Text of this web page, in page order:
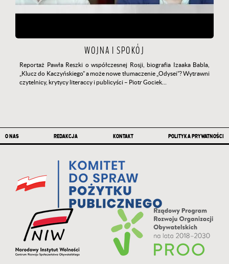
WOJNA I SPOKÓJ
Reportaż Pawła Reszki o współczesnej Rosji, biografia Izaaka Babla,
„Klucz do Kaczyńskiego” a może nowe tłumaczenie „Odysei”? Wytrawni
czytelnicy, krytycy literaccy i publicyści – Piotr Gociek…
Stopka
O NAS REDAKCJA KONTAKT POLITYKA PRYWATNOŚCI